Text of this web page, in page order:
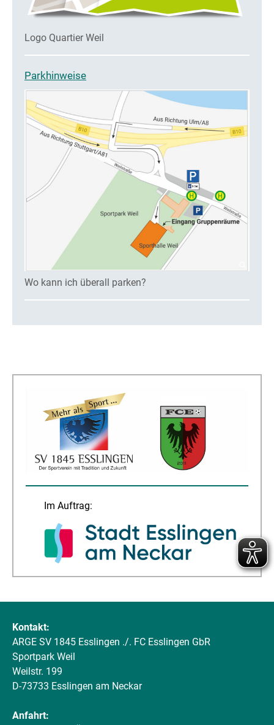
Logo Quartier Weil
Parkhinweise
Wo kann ich überall parken?
Im Auftrag:
Kontakt:
ARGE SV 1845 Esslingen ./. FC Esslingen GbR
Sportpark Weil
Weilstr. 199
D-73733 Esslingen am Neckar
Anfahrt: